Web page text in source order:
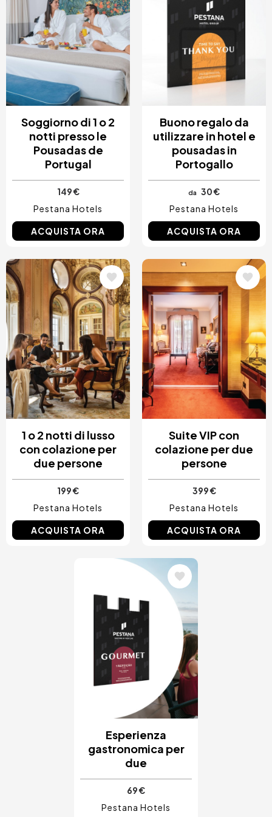
Costa Blanca, Spagna
Bilbao, Spagna
Cancun, Mexico
Amsterdam, Paesi Bassi
Nizza, Francia
Soggiorno di 1 o 2
notti presso le
Pousadas de
Portugal
149 €
Pestana Hotels
ACQUISTA ORA
Buono regalo da
utilizzare in hotel e
pousadas in
Portogallo
da 30 €
Pestana Hotels
ACQUISTA ORA
Immagine
1 o 2 notti di lusso
con colazione per
due persone
199 €
Pestana Hotels
ACQUISTA ORA
Immagine
Suite VIP con
colazione per due
persone
399 €
Pestana Hotels
ACQUISTA ORA
Immagine
Esperienza
gastronomica per
due
69 €
Pestana Hotels